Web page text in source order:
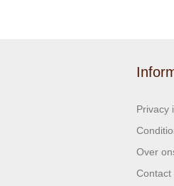
Privacy
Over
Contact